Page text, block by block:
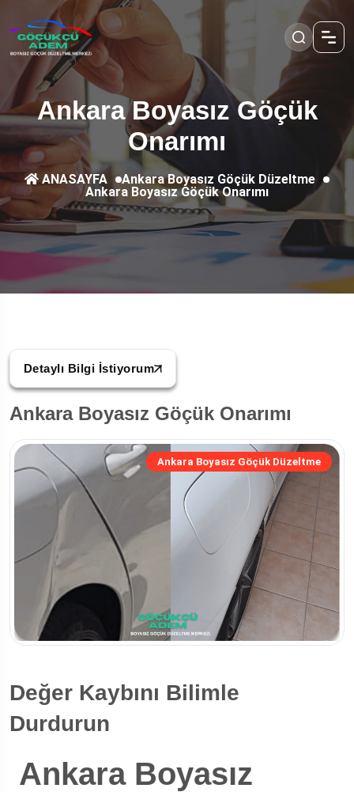
Ankara Boyasız Göçük
Onarımı
ANASAYFA
Ankara Boyasız Göçük Düzeltme
Ankara Boyasız Göçük Onarımı
Detaylı Bilgi İstiyorum
Ankara Boyasız Göçük Onarımı
Ankara Boyasız Göçük Düzeltme
Değer Kaybını Bilimle
Durdurun
Ankara Boyasız